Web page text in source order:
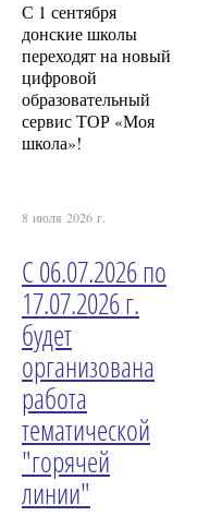
С 1 сентября
донские школы
переходят на новый
цифровой
образовательный
сервис ТОР «Моя
школа»!
8 июля 2026 г.
С 06.07.2026 по
17.07.2026 г.
будет
организована
работа
тематической
"горячей
линии"